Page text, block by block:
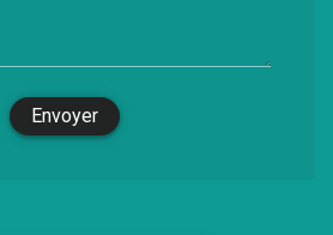
Envoyer